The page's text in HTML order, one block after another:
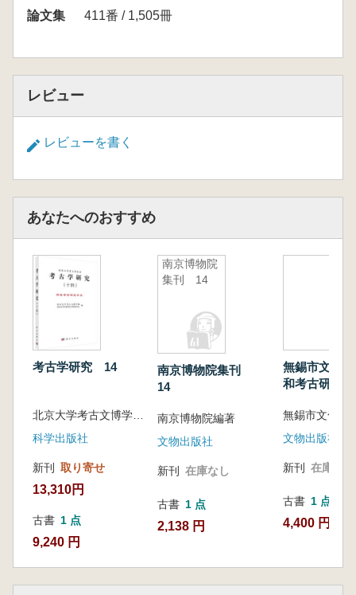
論文集
411番 / 1,505冊
レビュー
レビューを書く
あなたへのおすすめ
考古学研究 14
北京大学考古文博学院 北京大学中国考古学研究中心 編
科学出版社
新刊 取り寄せ
13,310円
古書 1 点
9,240 円
南京博物院
集刊 14
南京博物院集刊
14
南京博物院編著
文物出版社
新刊 在庫なし
古書 1 点
2,138 円
無錫市文化
和考古研究
漢墓研究
無錫市文化遺
文物出版社
新刊 在庫なし
古書 1 点
4,400 円